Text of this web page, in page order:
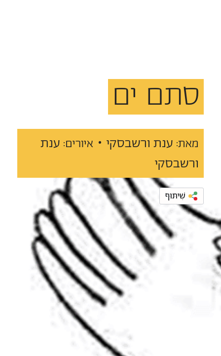
סתם ים
מאת: ענת ורשבסקי • איורים: ענת
ורשבסקי
שִׁיתּוּף